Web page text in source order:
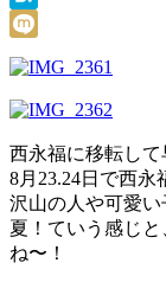
Hatena
西永福に移転して
8月23.24日で西永
沢山の人や可愛い
夏！ていう感じ
ね〜！